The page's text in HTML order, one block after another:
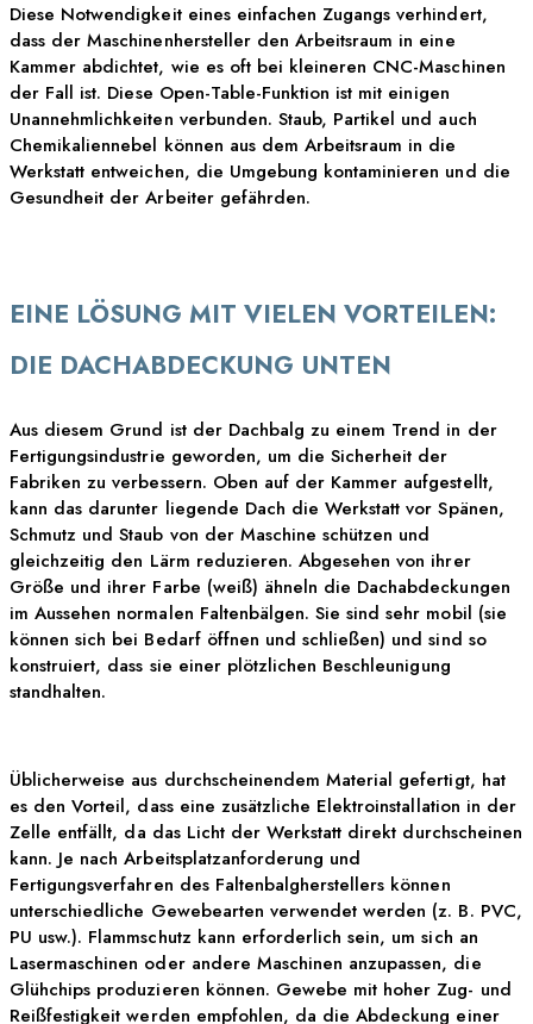
Diese Notwendigkeit eines einfachen Zugangs verhindert,
dass der Maschinenhersteller den Arbeitsraum in eine
Kammer abdichtet, wie es oft bei kleineren CNC-Maschinen
der Fall ist. Diese Open-Table-Funktion ist mit einigen
Unannehmlichkeiten verbunden. Staub, Partikel und auch
Chemikaliennebel können aus dem Arbeitsraum in die
Werkstatt entweichen, die Umgebung kontaminieren und die
Gesundheit der Arbeiter gefährden.
EINE LÖSUNG MIT VIELEN VORTEILEN:
DIE DACHABDECKUNG UNTEN
Aus diesem Grund ist der Dachbalg zu einem Trend in der
Fertigungsindustrie geworden, um die Sicherheit der
Fabriken zu verbessern. Oben auf der Kammer aufgestellt,
kann das darunter liegende Dach die Werkstatt vor Spänen,
Schmutz und Staub von der Maschine schützen und
gleichzeitig den Lärm reduzieren. Abgesehen von ihrer
Größe und ihrer Farbe (weiß) ähneln die Dachabdeckungen
im Aussehen normalen Faltenbälgen. Sie sind sehr mobil (sie
können sich bei Bedarf öffnen und schließen) und sind so
konstruiert, dass sie einer plötzlichen Beschleunigung
standhalten.
Üblicherweise aus durchscheinendem Material gefertigt, hat
es den Vorteil, dass eine zusätzliche Elektroinstallation in der
Zelle entfällt, da das Licht der Werkstatt direkt durchscheinen
kann. Je nach Arbeitsplatzanforderung und
Fertigungsverfahren des Faltenbalgherstellers können
unterschiedliche Gewebearten verwendet werden (z. B. PVC,
PU usw.). Flammschutz kann erforderlich sein, um sich an
Lasermaschinen oder andere Maschinen anzupassen, die
Glühchips produzieren können. Gewebe mit hoher Zug- und
Reißfestigkeit werden empfohlen, da die Abdeckung einer